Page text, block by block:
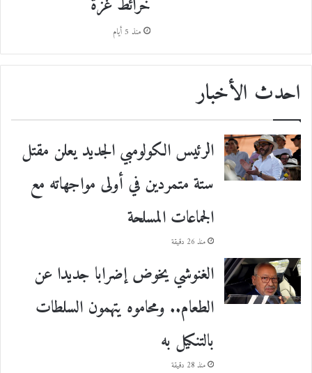
منذ 5 أيام
احدث الأخبار
الرئيس الكولومبي الجديد يعلن مقتل
ستة متمردين في أولى مواجهاته مع
الجماعات المسلحة
منذ 26 دقيقة
الغنوشي يخوض إضرابا جديدا عن
الطعام.. ومحاموه يتهمون السلطات
بالتنكيل به
منذ 28 دقيقة